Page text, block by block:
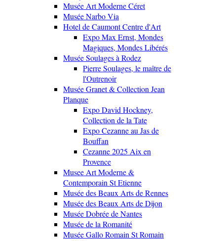
Musée Art Moderne Céret
Musée Narbo Via
Hotel de Caumont Centre d'Art
Expo Max Ernst, Mondes
Magiques, Mondes Libérés
Musée Soulages à Rodez
Pierre Soulages, le maître de
l'Outrenoir
Musée Granet & Collection Jean
Planque
Expo David Hockney,
Collection de la Tate
Expo Cezanne au Jas de
Bouffan
Cezanne 2025 Aix en
Provence
Musee Art Moderne &
Contemporain St Etienne
Musée des Beaux Arts de Rennes
Musée des Beaux Arts de Dijon
Musée Dobrée de Nantes
Musée de la Romanité
Musée Gallo Romain St Romain